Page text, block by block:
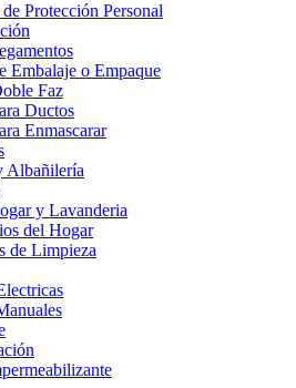
Protección Personal
Embalaje o Empaque
Faz
Ductos
Enmascarar
Albañilería
y Lavanderia
del Hogar
de Limpieza